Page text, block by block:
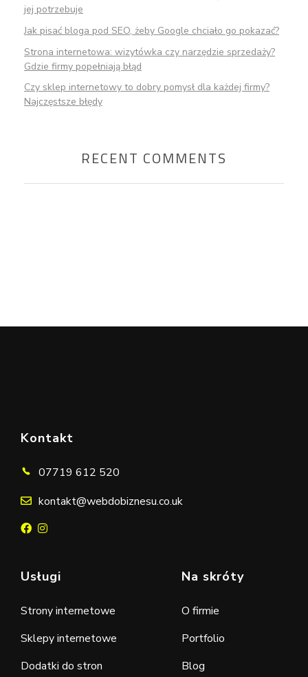
jej potrzebuje
Jak pisać bloga pod SEO, żeby Google chciało go pokazać?
Strona internetowa: wizytówka czy narzędzie sprzedaży?
Gdzie firmy popełniają błąd
Czy sklep internetowy to dobry pomysł dla każdej firmy?
Najczęstsze błędy
RECENT COMMENTS
Kontakt
07719 612 520
kontakt@webdobiznesu.co.uk
Usługi
Strony internetowe
Sklepy internetowe
Dodatki do stron
Na skróty
O firmie
Portfolio
Blog